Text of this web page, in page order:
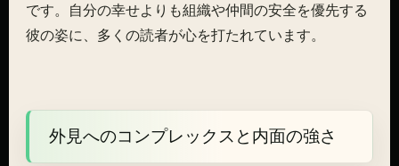
です。自分の幸せよりも組織や仲間の安全を優先する
彼の姿に、多くの読者が心を打たれています。
外見へのコンプレックスと内面の強さ